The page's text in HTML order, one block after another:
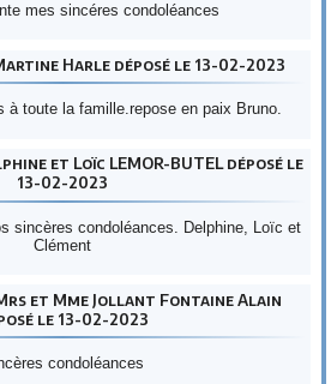
mes sincéres condoléances
Harle déposé le 13-02-2023
à toute la famille.repose en paix Bruno.
et Loïc LEMOR-BUTEL déposé le
13-02-2023
sincères condoléances. Delphine, Loïc et
Clément
et Mme Jollant Fontaine Alain
le 13-02-2023
condoléances